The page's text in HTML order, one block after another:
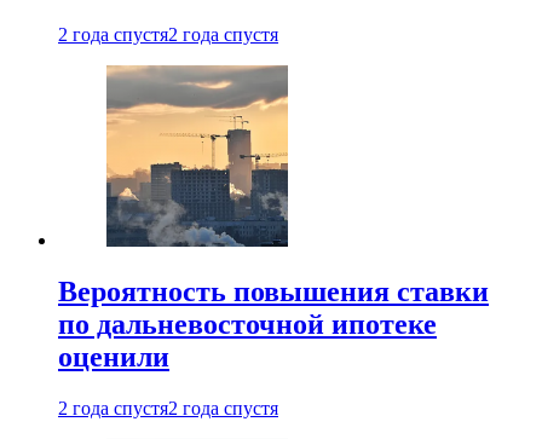
2 года спустя2 года спустя
Вероятность повышения ставки
по дальневосточной ипотеке
оценили
2 года спустя2 года спустя